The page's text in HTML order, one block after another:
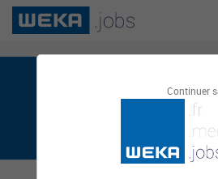
Continuer
Victor SERVANT est
réseau de